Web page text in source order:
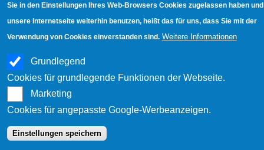
Hotspot absichern
WLAN-Testbuch
Datenschutz|Impressum
Sie in den Einstellungen Ihres Web-Browsers Cookies zugelassen haben und
unsere Internetseite weiterhin benutzen, heißt das für uns, dass Sie mit der
Verwendung von Cookies einverstanden sind. Weitere Informationen
Grundlegend
Cookies für grundlegende Funktionen der Webseite.
Marketing
Cookies für angepasste Google-Werbeanzeigen.
Einstellungen speichern